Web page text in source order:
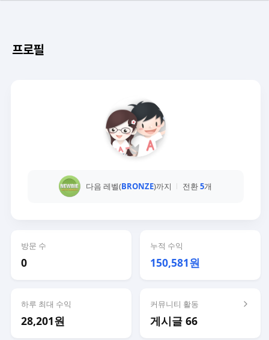
프로필
다음 레벨(BRONZE)까지 전환5개
방문 수
0
누적 수익
150,581원
하루 최대 수익
28,201원
커뮤니티 활동
게시글 66